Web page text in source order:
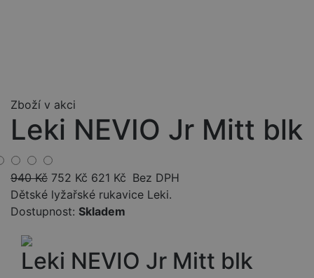
Zboží v akci
Leki NEVIO Jr Mitt blk
940Kč 752 Kč 621 Kč Bez DPH
Dětské lyžařské rukavice Leki.
Dostupnost: Skladem
Leki NEVIO Jr Mitt blk